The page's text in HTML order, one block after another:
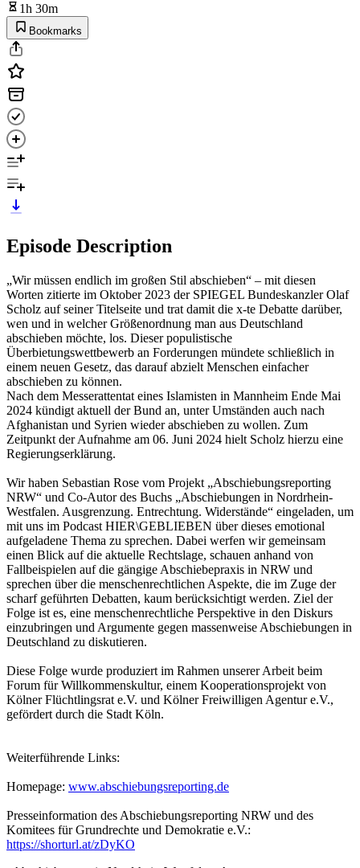
1h 30m
Bookmarks
Episode Description
„Wir müssen endlich im großen Stil abschieben“ – mit diesen
Worten zitierte im Oktober 2023 der SPIEGEL Bundeskanzler Olaf
Scholz auf seiner Titelseite und trat damit die x-te Debatte darüber,
wen und in welcher Größenordnung man aus Deutschland
abschieben möchte, los. Dieser populistische
Überbietungswettbewerb an Forderungen mündete schließlich in
einem neuen Gesetz, das darauf abzielt Menschen einfacher
abschieben zu können.
Nach dem Messerattentat eines Islamisten in Mannheim Ende Mai
2024 kündigt aktuell der Bund an, unter Umständen auch nach
Afghanistan und Syrien wieder abschieben zu wollen. Zum
Zeitpunkt der Aufnahme am 06. Juni 2024 hielt Scholz hierzu eine
Regierungserklärung.
Wir haben Sebastian Rose vom Projekt „Abschiebungsreporting
NRW“ und Co-Autor des Buchs „Abschiebungen in Nordrhein-
Westfalen. Ausgrenzung. Entrechtung. Widerstände“ eingeladen, um
mit uns im Podcast HIER\GEBLIEBEN über dieses emotional
aufgeladene Thema zu sprechen. Dabei werfen wir gemeinsam
einen Blick auf die aktuelle Rechtslage, schauen anhand von
Fallbeispielen auf die gängige Abschiebepraxis in NRW und
sprechen über die menschenrechtlichen Aspekte, die im Zuge der
scharf geführten Debatten, kaum berücksichtigt werden. Ziel der
Folge ist es, eine menschenrechtliche Perspektive in den Diskurs
einzubringen und Argumente gegen massenweise Abschiebungen in
Deutschland zu diskutieren.
Diese Folge wurde produziert im Rahmen unserer Arbeit beim
Forum für Willkommenskultur, einem Kooperationsprojekt von
Kölner Flüchtlingsrat e.V. und Kölner Freiwilligen Agentur e.V.,
gefördert durch die Stadt Köln.
Weiterführende Links:
Homepage: www.abschiebungsreporting.de
Presseinformation des Abschiebungsreporting NRW und des
Komitees für Grundrechte und Demokratie e.V.:
https://shorturl.at/zDyKO